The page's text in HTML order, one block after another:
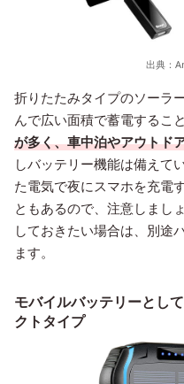
出典：
折りたたみタイプのソーラ
んで広い面積で蓄電するこ
が多く、車中泊やアウトド
しバッテリー機能は備えて
た電気で夜にスマホを充電
ともあるので、注意しまし
しておきたい場合は、別途
ます。
モバイルバッテリーとし
クトタイプ